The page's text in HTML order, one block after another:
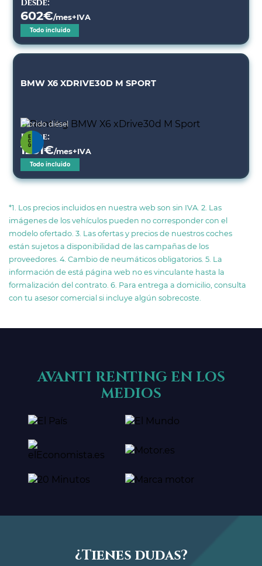
Desde:
602€/mes+IVA
Todo incluido
BMW X6 XDRIVE30D M SPORT
Híbrido diésel
Desde:
1231€/mes+IVA
Todo incluido
*1. Los precios incluidos en nuestra web son sin IVA. 2. Las
imágenes de los vehículos pueden no corresponder con el
modelo ofertado. 3. Las ofertas y precios de nuestros coches
están sujetos a disponibilidad de las campañas de los
proveedores. 4. Cambio de neumáticos obligatorios. 5. La
información de está página web no es vinculante hasta la
formalización del contrato. 6. Para entrega a domicilio, consulta
con tu asesor comercial si incluye algún sobrecoste.
AVANTI RENTING EN LOS
MEDIOS
¿Tienes dudas?